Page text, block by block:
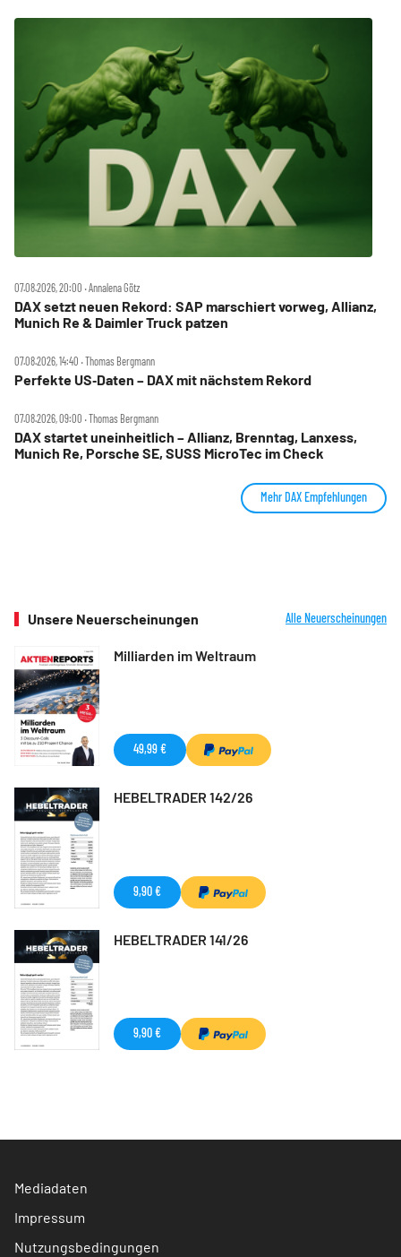
07.08.2026, 20:00 ‧ Annalena Götz
DAX setzt neuen Rekord: SAP marschiert vorweg, Allianz,
Munich Re & Daimler Truck patzen
07.08.2026, 14:40 ‧ Thomas Bergmann
Perfekte US‑Daten – DAX mit nächstem Rekord
07.08.2026, 09:00 ‧ Thomas Bergmann
DAX startet uneinheitlich – Allianz, Brenntag, Lanxess,
Munich Re, Porsche SE, SUSS MicroTec im Check
Mehr DAX Empfehlungen
Unsere Neuerscheinungen Alle Neuerscheinungen
Milliarden im Weltraum
49,99 €
HEBELTRADER 142/26
9,90 €
HEBELTRADER 141/26
9,90 €
Mediadaten
Impressum
Nutzungsbedingungen